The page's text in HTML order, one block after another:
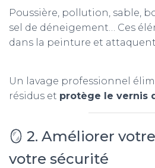
Poussière, pollution, sable,
sel de déneigement… Ces
dans la peinture et
Un lavage professionnel
résidus et protège le vernis
🪞 2. Améliorer
votre sécurité